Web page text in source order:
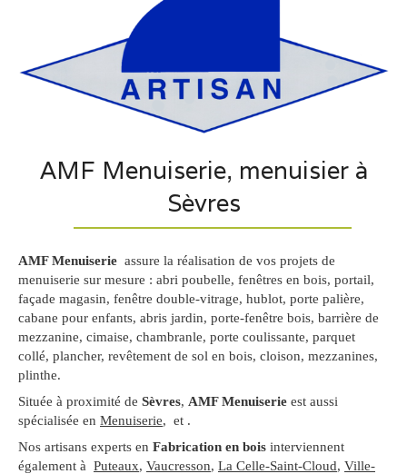
AMF Menuiserie, menuisier à
Sèvres
AMF Menuiserie assure la réalisation de vos projets de
menuiserie sur mesure : abri poubelle, fenêtres en bois, portail,
façade magasin, fenêtre double-vitrage, hublot, porte palière,
cabane pour enfants, abris jardin, porte-fenêtre bois, barrière de
mezzanine, cimaise, chambranle, porte coulissante, parquet
collé, plancher, revêtement de sol en bois, cloison, mezzanines,
plinthe.
Située à proximité de Sèvres, AMF Menuiserie est aussi
spécialisée en Menuiserie, et .
Nos artisans experts en Fabrication en bois interviennent
également à Puteaux, Vaucresson, La Celle-Saint-Cloud, Ville-